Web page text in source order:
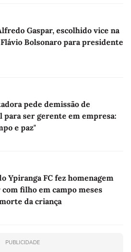
Gaspar, escolhido vice na
Bolsonaro para presidente
pede demissão de
para ser gerente em empresa:
e paz"
Ypiranga FC fez homenagem
filho em campo meses
da criança
PUBLICIDADE